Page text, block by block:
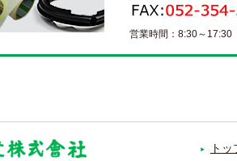
営業時間：8:30～17:30
トッ